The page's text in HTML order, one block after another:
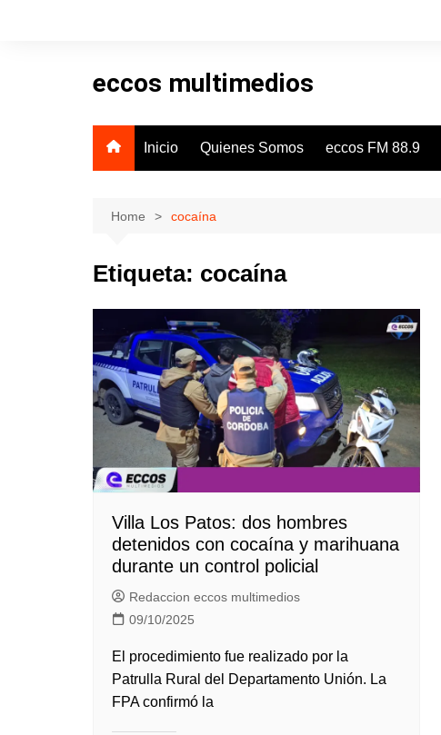
eccos multimedios
Inicio Quienes Somos eccos FM 88.9
Home cocaína
Etiqueta: cocaína
Villa Los Patos: dos hombres
detenidos con cocaína y marihuana
durante un control policial
Redaccion eccos multimedios
09/10/2025
El procedimiento fue realizado por la
Patrulla Rural del Departamento Unión. La
FPA confirmó la